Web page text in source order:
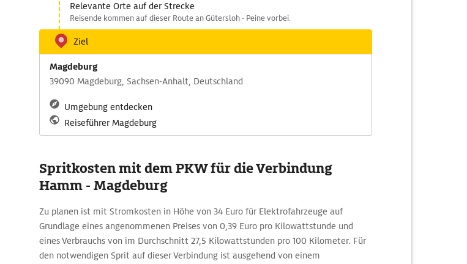
Relevante Orte auf der Strecke
Reisende kommen auf dieser Route an Gütersloh - Peine vorbei.
Ziel
Magdeburg
39090 Magdeburg, Sachsen-Anhalt, Deutschland
Umgebung entdecken
Reiseführer Magdeburg
Spritkosten mit dem PKW für die Verbindung
Hamm - Magdeburg
Zu planen ist mit Stromkosten in Höhe von 34 Euro für Elektrofahrzeuge auf
Grundlage eines angenommenen Preises von 0,39 Euro pro Kilowattstunde und
eines Verbrauchs von im Durchschnitt 27,5 Kilowattstunden pro 100 Kilometer. Für
den notwendigen Sprit auf dieser Verbindung ist ausgehend von einem